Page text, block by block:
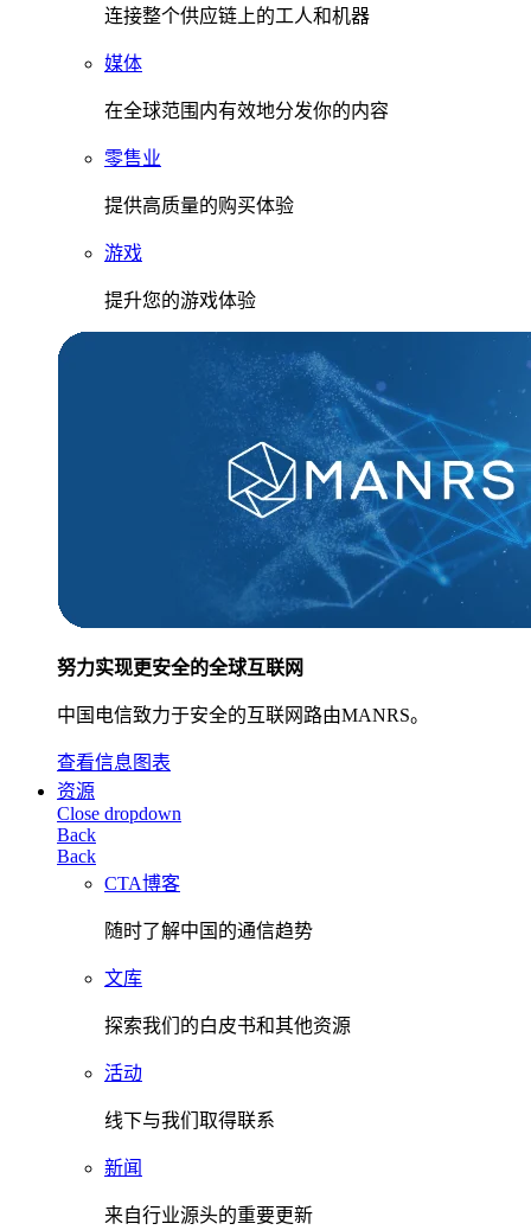
连接整个供应链上的工人和机器
媒体
在全球范围内有效地分发你的内容
零售业
提供高质量的购买体验
游戏
提升您的游戏体验
努力实现更安全的全球互联网
中国电信致力于安全的互联网路由MANRS。
查看信息图表
资源
Close dropdown
Back
Back
CTA博客
随时了解中国的通信趋势
文库
探索我们的白皮书和其他资源
活动
线下与我们取得联系
新闻
来自行业源头的重要更新